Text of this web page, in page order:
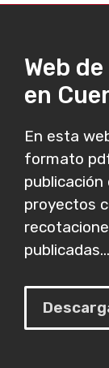
Web
en
En esta
formato
publicación
proyectos
publicadas...